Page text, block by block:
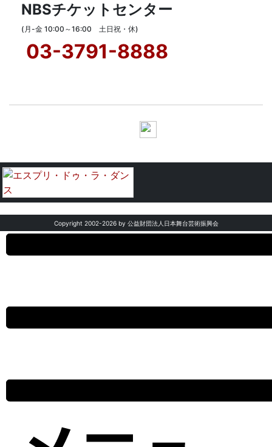
NBSチケットセンター
(月-金 10:00～16:00 土日祝・休)
03-3791-8888
Copyright 2002-2026 by 公益財団法人日本舞台芸術振興会